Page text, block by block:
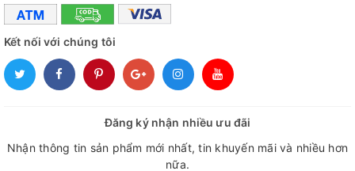
Màn hình
Máy nén
Kết nối với chúng tôi
Đăng ký nhận nhiều ưu đãi
Nhận thông tin sản phẩm mới nhất, tin khuyến mãi và nhiều hơn
nữa.